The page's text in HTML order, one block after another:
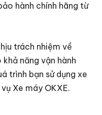
hành chính hãng từ
trách nhiệm về
năng vận hành
trình bạn sử dụng xe
Xe máy OKXE.